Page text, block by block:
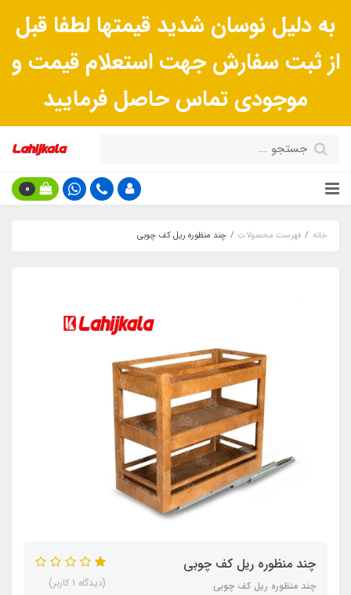
به دلیل نوسان شدید قیمتها لطفا قبل
از ثبت سفارش جهت استعلام قیمت و
موجودی تماس حاصل فرمایید
0
خانه فهرست محصولات چند منظوره ریل کف چوبی
چند منظوره ریل کف چوبی
چند منظوره ریل کف چوبی (دیدگاه 1 کاربر)